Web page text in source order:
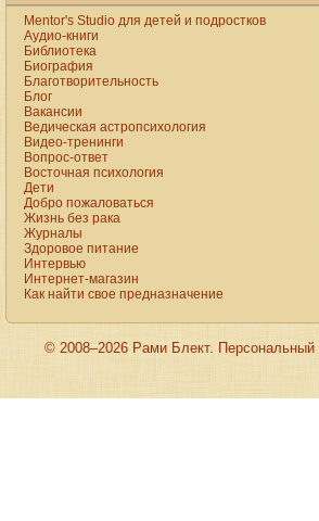
watches
men
best
replica
site.
aaa+
www.vibratorstoy.com
online
shop
sale.
rolex
click
more
presents
astounding
excellence
of
the
we
Mentor's Studio для детей и подростков
Аудио-книги
Библиотека
Биография
Благотворительность
Блог
Вакансии
Ведическая астропсихология
Видео-тренинги
Вопрос-ответ
Восточная психология
Дети
Добро пожаловаться
Жизнь без рака
Журналы
Здоровое питание
Интервью
Интернет-магазин
Как найти свое предназначение
© 2008–2026 Рами Блект.